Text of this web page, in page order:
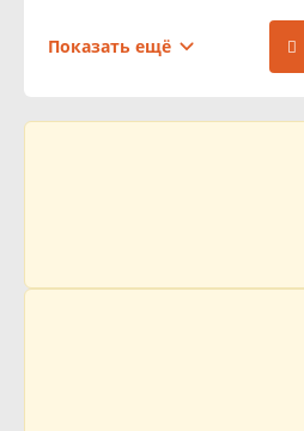
Поставка
Показать ещё